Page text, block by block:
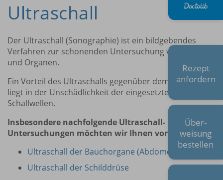
Ultraschall
Der Ultraschall (Sonographie) ist ein bildgebendes
Verfahren zur schonenden Untersuchung von Gewebe
und Organen.
Ein Vorteil des Ultraschalls gegenüber dem Röntgen
liegt in der Unschädlichkeit der eingesetzten
Schallwellen.
Insbesondere nachfolgende Ultraschall-
Untersuchungen möchten wir Ihnen vorstellen
Ultraschall der Bauchorgane (Abdomen)
Ultraschall der Schilddrüse
Rezept
anfordern
Über-
weisung
bestellen